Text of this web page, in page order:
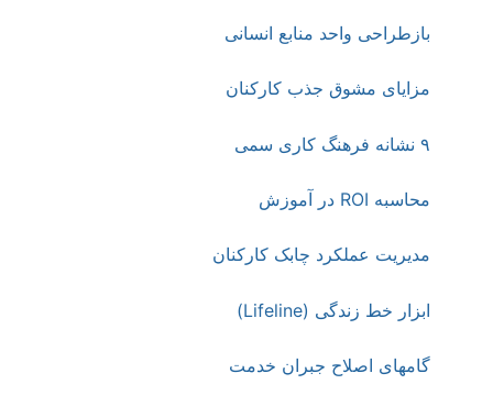
بازطراحی واحد منابع انسانی
مزایای مشوق جذب کارکنان
۹ نشانه فرهنگ کاری سمی
محاسبه ROI در آموزش
مدیریت عملکرد چابک کارکنان
ابزار خط زندگی (Lifeline)
گامهای اصلاح جبران خدمت